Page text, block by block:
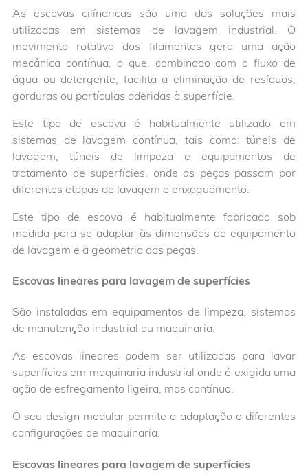
As escovas cilíndricas são uma das soluções mais
utilizadas em sistemas de lavagem industrial. O
movimento rotativo dos filamentos gera uma ação
mecânica contínua, o que, combinado com o fluxo de
água ou detergente, facilita a eliminação de resíduos,
gorduras ou partículas aderidas à superfície.
Este tipo de escova é habitualmente utilizado em
sistemas de lavagem contínua, tais como: túneis de
lavagem, túneis de limpeza e equipamentos de
tratamento de superfícies, onde as peças passam por
diferentes etapas de lavagem e enxaguamento.
Este tipo de escova é habitualmente fabricado sob
medida para se adaptar às dimensões do equipamento
de lavagem e à geometria das peças.
Escovas lineares para lavagem de superfícies
São instaladas em equipamentos de limpeza, sistemas
de manutenção industrial ou maquinaria.
As escovas lineares podem ser utilizadas para lavar
superfícies em maquinaria industrial onde é exigida uma
ação de esfregamento ligeira, mas contínua.
O seu design modular permite a adaptação a diferentes
configurações de maquinaria.
Escovas lineares para lavagem de superfícies